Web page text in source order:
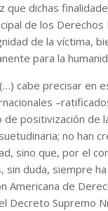
que dichas
de los Derechos
de la víctima,
para la
cabe precisar en
de positivización de
no han
sino que, por el
sin duda, siempre
Americana de
Decreto Supremo